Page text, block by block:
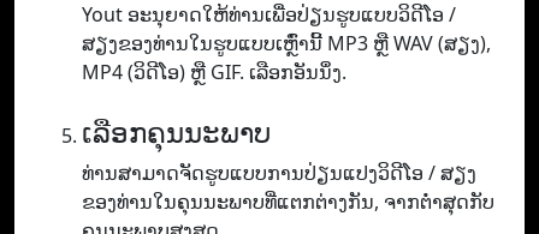
Yout ອະ​ນຸ​ຍາດ​ໃຫ້​ທ່ານ​ເພື່ອ​ປ່ຽນ​ຮູບ​ແບບ​ວິ​ດີ​ໂອ /
ສຽງ​ຂອງ​ທ່ານ​ໃນ​ຮູບ​ແບບ​ເຫຼົ່າ​ນີ້ MP3 ຫຼື WAV (ສຽງ​)​,
MP4 (ວິ​ດີ​ໂອ​) ຫຼື GIF​. ເລືອກອັນນຶ່ງ.
ເລືອກຄຸນນະພາບ
ທ່ານ​ສາ​ມາດ​ຈັດ​ຮູບ​ແບບ​ການ​ປ່ຽນ​ແປງ​ວິ​ດີ​ໂອ / ສຽງ​
ຂອງ​ທ່ານ​ໃນ​ຄຸນ​ນະ​ພາບ​ທີ່​ແຕກ​ຕ່າງ​ກັນ​, ຈາກ​ຕ​່​ໍາ​ສຸດ​ກັບ​